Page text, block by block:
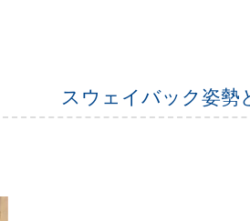
スウェイバック姿勢